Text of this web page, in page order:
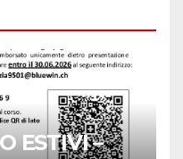
ESTIVI –